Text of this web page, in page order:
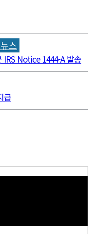
스
IRS Notice 1444-A 발송
급